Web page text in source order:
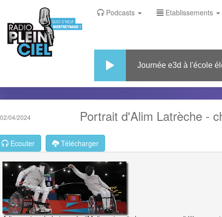
Podcasts Etablissements
Journée e3d à l'école
04/2024 Portrait d'Alim Latrèche -
Ecouter Télécharger